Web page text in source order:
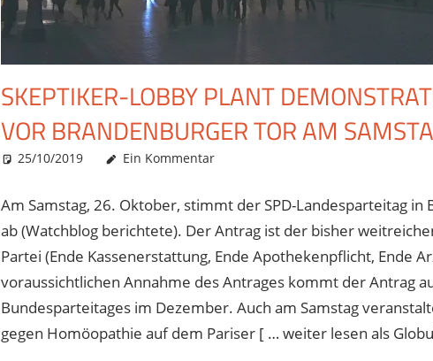
SKEPTIKER-LOBBY PLANT
VOR BRANDENBURGER TOR AM
25/10/2019 Christian J. Becker
Allgemein
Ein Kommentar
Am Samstag, 26. Oktober, stimmt der SPD-Landesparteitag
ab (Watchblog berichtete). Der Antrag ist der bisher
Partei (Ende Kassenerstattung, Ende Apothekenpflicht, Ende
voraussichtlichen Annahme des Antrages kommt der Antrag
Bundesparteitages im Dezember. Auch am Samstag
gegen Homöopathie auf dem Pariser [ … weiter lesen als